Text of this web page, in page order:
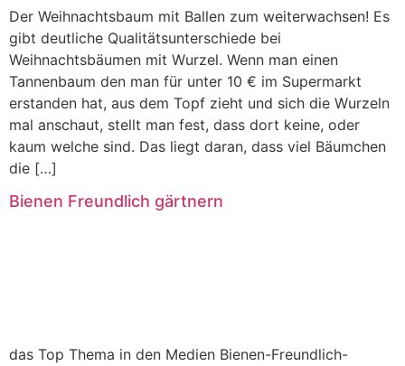
Der Weihnachtsbaum mit Ballen zum weiterwachsen! Es
gibt deutliche Qualitätsunterschiede bei
Weihnachtsbäumen mit Wurzel. Wenn man einen
Tannenbaum den man für unter 10 € im Supermarkt
erstanden hat, aus dem Topf zieht und sich die Wurzeln
mal anschaut, stellt man fest, dass dort keine, oder
kaum welche sind. Das liegt daran, dass viel Bäumchen
die […]
Bienen Freundlich gärtnern
das Top Thema in den Medien Bienen-Freundlich-